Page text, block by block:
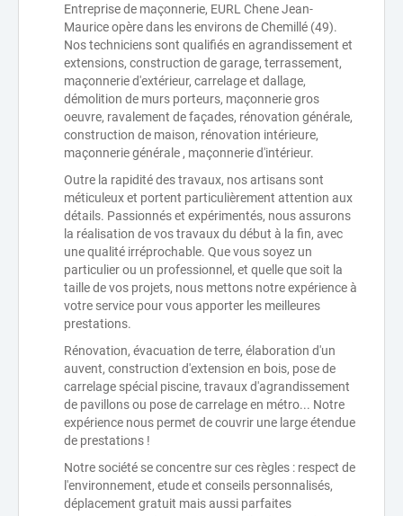
Entreprise de maçonnerie, EURL Chene Jean-
Maurice opère dans les environs de Chemillé (49).
Nos techniciens sont qualifiés en agrandissement et
extensions, construction de garage, terrassement,
maçonnerie d'extérieur, carrelage et dallage,
démolition de murs porteurs, maçonnerie gros
oeuvre, ravalement de façades, rénovation générale,
construction de maison, rénovation intérieure,
maçonnerie générale , maçonnerie d'intérieur.
Outre la rapidité des travaux, nos artisans sont
méticuleux et portent particulièrement attention aux
détails. Passionnés et expérimentés, nous assurons
la réalisation de vos travaux du début à la fin, avec
une qualité irréprochable. Que vous soyez un
particulier ou un professionnel, et quelle que soit la
taille de vos projets, nous mettons notre expérience à
votre service pour vous apporter les meilleures
prestations.
Rénovation, évacuation de terre, élaboration d'un
auvent, construction d'extension en bois, pose de
carrelage spécial piscine, travaux d'agrandissement
de pavillons ou pose de carrelage en métro... Notre
expérience nous permet de couvrir une large étendue
de prestations !
Notre société se concentre sur ces règles : respect de
l'environnement, etude et conseils personnalisés,
déplacement gratuit mais aussi parfaites